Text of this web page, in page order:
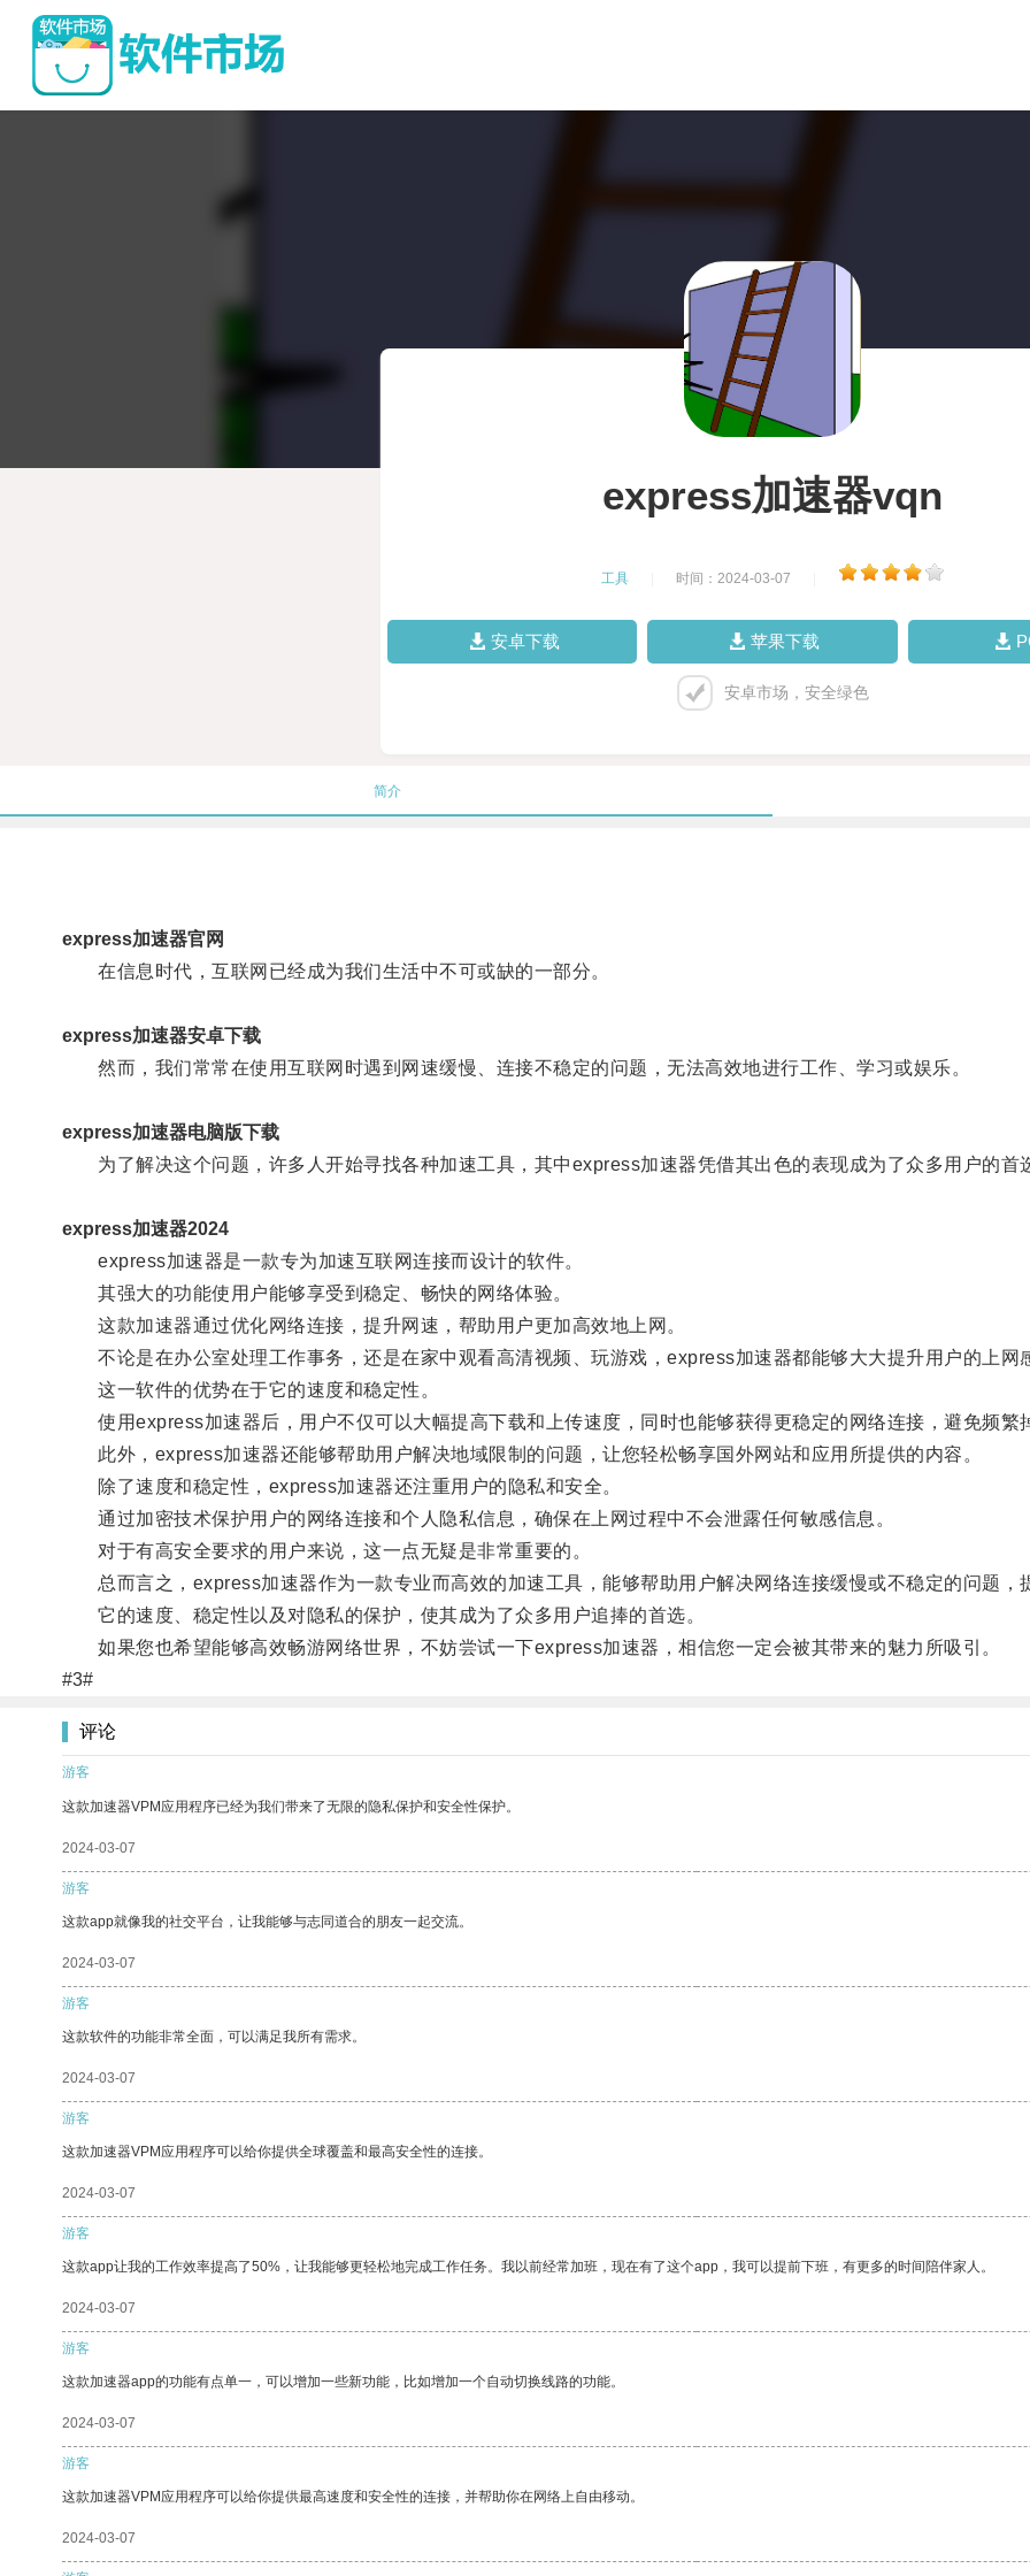
express加速器vqn
工具 时间：2024-03-07
安卓下载 苹果下载
安卓市场，安全绿色
简介
express加速器官网
在信息时代，互联网已经成为我们生活中不可或缺的一部分。
express加速器安卓下载
然而，我们常常在使用互联网时遇到网速缓慢、连接不稳定的问题，无法高效地进行工作、学习或娱乐。
express加速器电脑版下载
为了解决这个问题，许多人开始寻找各种加速工具，其中express加速器凭借其出色的表现成为了众多用户的首
express加速器2024
express加速器是一款专为加速互联网连接而设计的软件。
其强大的功能使用户能够享受到稳定、畅快的网络体验。
这款加速器通过优化网络连接，提升网速，帮助用户更加高效地上网。
不论是在办公室处理工作事务，还是在家中观看高清视频、玩游戏，express加速器都能够大大提升用户的上网
这一软件的优势在于它的速度和稳定性。
使用express加速器后，用户不仅可以大幅提高下载和上传速度，同时也能够获得更稳定的网络连接，避免频繁
此外，express加速器还能够帮助用户解决地域限制的问题，让您轻松畅享国外网站和应用所提供的内容。
除了速度和稳定性，express加速器还注重用户的隐私和安全。
通过加密技术保护用户的网络连接和个人隐私信息，确保在上网过程中不会泄露任何敏感信息。
对于有高安全要求的用户来说，这一点无疑是非常重要的。
总而言之，express加速器作为一款专业而高效的加速工具，能够帮助用户解决网络连接缓慢或不稳定的问题，
它的速度、稳定性以及对隐私的保护，使其成为了众多用户追捧的首选。
如果您也希望能够高效畅游网络世界，不妨尝试一下express加速器，相信您一定会被其带来的魅力所吸引。
#3#
评论
游客
这款加速器VPM应用程序已经为我们带来了无限的隐私保护和安全性保护。
2024-03-07
游客
这款app就像我的社交平台，让我能够与志同道合的朋友一起交流。
2024-03-07
游客
这款软件的功能非常全面，可以满足我所有需求。
2024-03-07
游客
这款加速器VPM应用程序可以给你提供全球覆盖和最高安全性的连接。
2024-03-07
游客
这款app让我的工作效率提高了50%，让我能够更轻松地完成工作任务。我以前经常加班，现在有了这个app，我可以提前下班，有更多的时间陪伴家人。
2024-03-07
游客
这款加速器app的功能有点单一，可以增加一些新功能，比如增加一个自动切换线路的功能。
2024-03-07
游客
这款加速器VPM应用程序可以给你提供最高速度和安全性的连接，并帮助你在网络上自由移动。
2024-03-07